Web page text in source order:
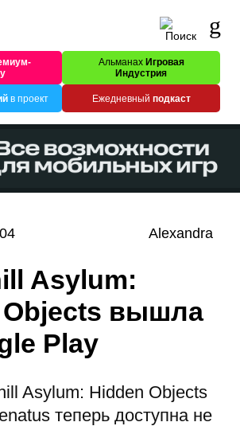
Альманах Игровая
Индустрия
в проект Ежедневный подкаст
Alexandra
Asylum:
Objects вышла
Play
Asylum: Hidden Objects
теперь доступна не